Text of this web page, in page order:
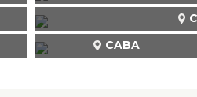
CABA